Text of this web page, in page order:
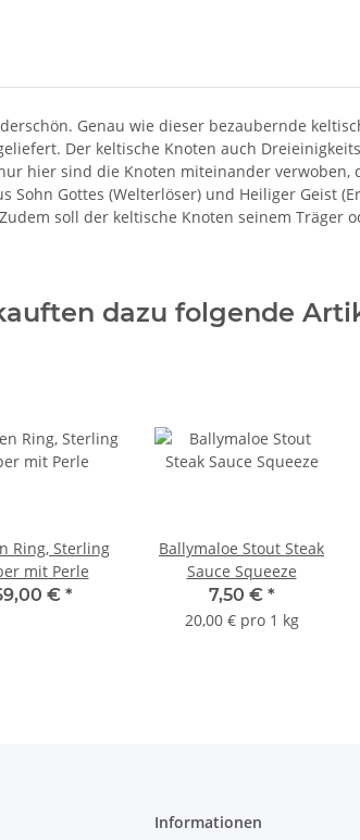
Genau wie dieser bezaubernde
Der keltische Knoten auch
hier sind die Knoten miteinander
Sohn Gottes (Welterlöser) und Heiliger
soll der keltische Knoten seinem Träger
dazu folgende
Ring, Sterling
mit Perle
€ *
Ballymaloe Stout Steak
Sauce Squeeze
7,50 € *
20,00 € pro 1 kg
Informationen